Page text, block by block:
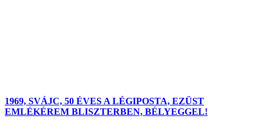
1969, SVÁJC, 50 ÉVES A LÉGIPOSTA, EZÜST
EMLÉKÉREM BLISZTERBEN, BÉLYEGGEL!